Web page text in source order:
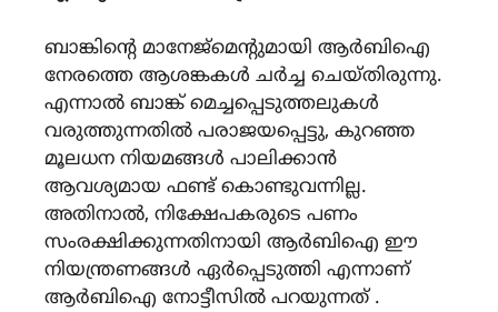
ബാങ്കിന്റെ മാനേജ്‌മെന്റുമായി ആർ‌ബി‌ഐ
നേരത്തെ ആശങ്കകൾ ചർച്ച ചെയ്തിരുന്നു.
എന്നാൽ ബാങ്ക് മെച്ചപ്പെടുത്തലുകൾ
വരുത്തുന്നതിൽ പരാജയപ്പെട്ടു, കുറഞ്ഞ
മൂലധന നിയമങ്ങൾ പാലിക്കാൻ
ആവശ്യമായ ഫണ്ട് കൊണ്ടുവന്നില്ല.
അതിനാൽ, നിക്ഷേപകരുടെ പണം
സംരക്ഷിക്കുന്നതിനായി ആർ‌ബി‌ഐ ഈ
നിയന്ത്രണങ്ങൾ ഏർപ്പെടുത്തി എന്നാണ്
ആർബിഐ നോട്ടീസിൽ പറയുന്നത് .